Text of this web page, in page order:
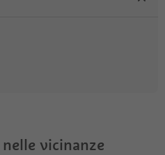
vicinanze